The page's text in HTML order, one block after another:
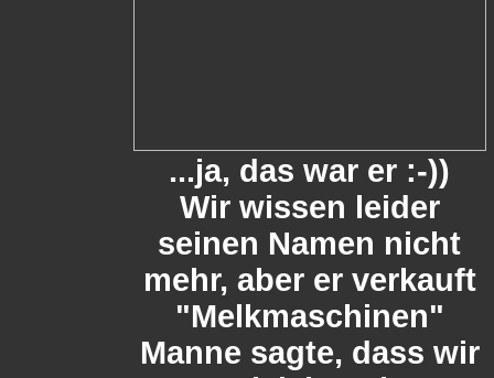
...ja, das war er :-))
Wir wissen leider
seinen Namen nicht
mehr, aber er verkauft
"Melkmaschinen"
Manne sagte, dass wir